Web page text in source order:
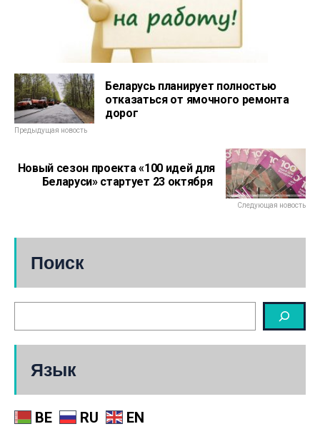
Беларусь планирует полностью
отказаться от ямочного ремонта
дорог
Предыдущая новость
Новый сезон проекта «100 идей для
Беларуси» стартует 23 октября
Следующая новость
Поиск
Язык
BE RU EN